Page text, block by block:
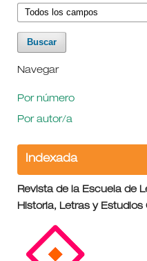
Navegar
Por número
Por autor/a
Indexada
Revista de la Escuela de
Historia, Letras y